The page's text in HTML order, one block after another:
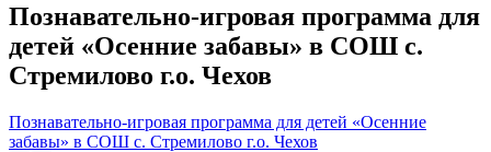
Познавательно-игровая программа для
детей «Осенние забавы» в СОШ с.
Стремилово г.о. Чехов
Познавательно-игровая программа для детей «Осенние
забавы» в СОШ с. Стремилово г.о. Чехов